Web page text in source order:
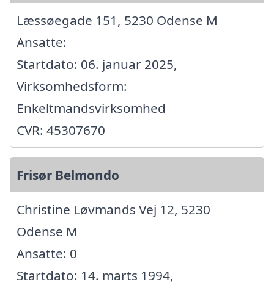
Læssøegade 151, 5230 Odense M
Ansatte:
Startdato: 06. januar 2025,
Virksomhedsform:
Enkeltmandsvirksomhed
CVR: 45307670
Frisør Belmondo
Christine Løvmands Vej 12, 5230
Odense M
Ansatte: 0
Startdato: 14. marts 1994,